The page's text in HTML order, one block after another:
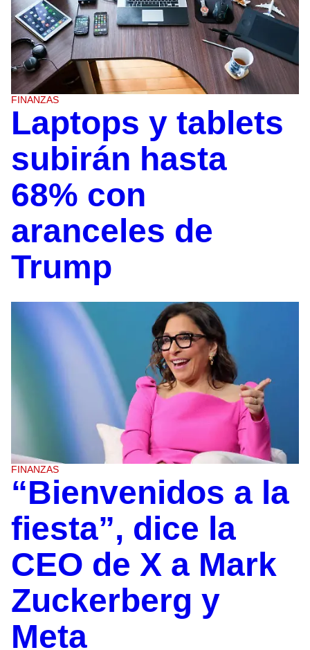
FINANZAS
Laptops y tablets
subirán hasta
68% con
aranceles de
Trump
FINANZAS
“Bienvenidos a la
fiesta”, dice la
CEO de X a Mark
Zuckerberg y
Meta